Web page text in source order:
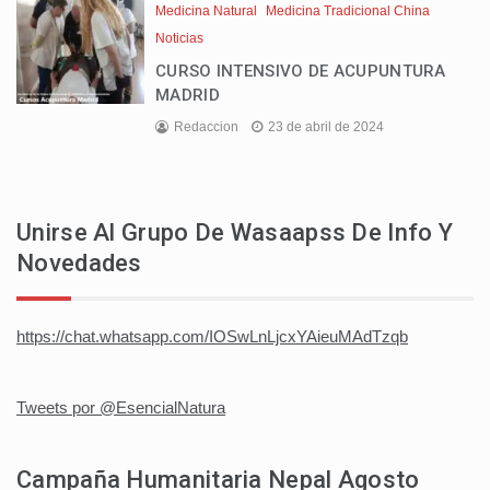
Medicina Natural
Medicina Tradicional China
Noticias
CURSO INTENSIVO DE ACUPUNTURA
MADRID
Redaccion 23 de abril de 2024
Unirse Al Grupo De Wasaapss De Info Y
Novedades
https://chat.whatsapp.com/IOSwLnLjcxYAieuMAdTzqb
Tweets por @EsencialNatura
Campaña Humanitaria Nepal Agosto